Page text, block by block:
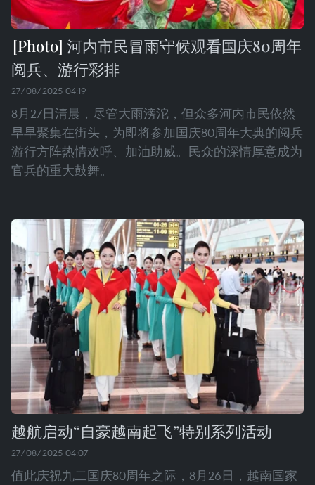
河内市民冒雨守候观看国庆80周年
阅兵、游行彩排
27/08/2025 04:19
8月27日清晨，尽管大雨滂沱，但众多河内市民依然
早早聚集在街头，为即将参加国庆80周年大典的阅兵
游行方阵热情欢呼、加油助威。民众的深情厚意成为
官兵的重大鼓舞。
越航启动“自豪越南起飞”特别系列活动
27/08/2025 04:07
值此庆祝九二国庆80周年之际，8月26日，越南国家